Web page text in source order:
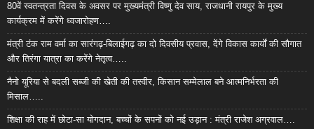
80वें स्वतन्त्रता दिवस के अवसर पर मुख्यमंत्री विष्णु देव साय, राजधानी रायपुर के मुख्य
कार्यक्रम में करेंगे ध्वजारोहण….
मंत्री टंक राम वर्मा का सारंगढ़-बिलाईगढ़ का दो दिवसीय प्रवास, देंगे विकास कार्यों की सौगात
और तिरंगा यात्रा का करेंगे नेतृत्व…..
नैनो यूरिया से बदली सब्जी की खेती की तस्वीर, किसान सम्मेलाल बने आत्मनिर्भरता की
मिसाल…..
शिक्षा की राह में छोटा-सा योगदान, बच्चों के सपनों को नई उड़ान : मंत्री राजेश अग्रवाल….